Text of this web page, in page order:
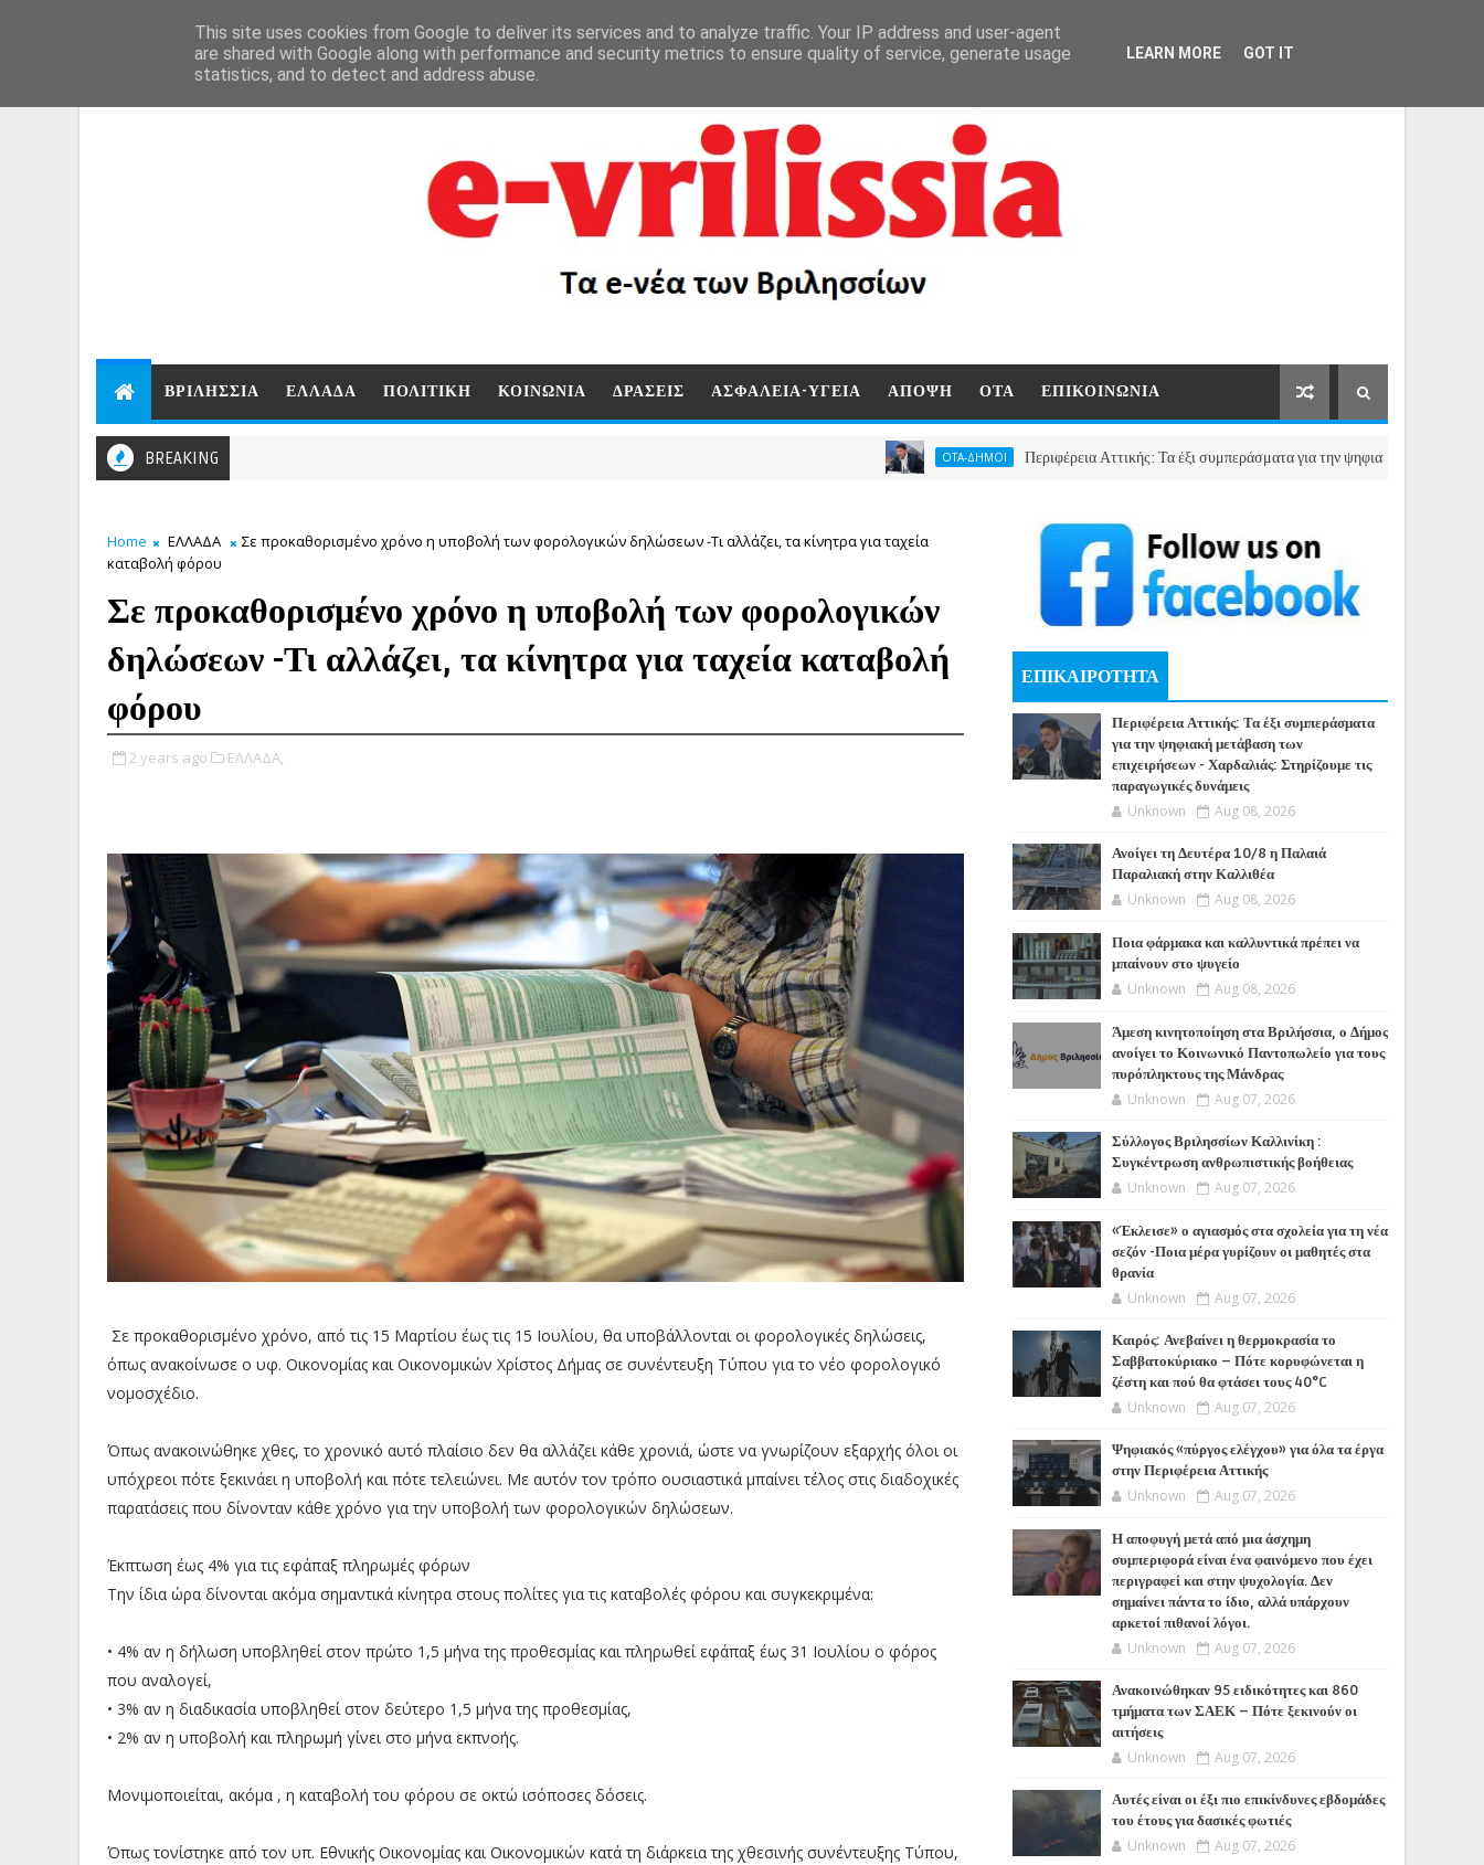
ΒΡΙΛΗΣΣΙΑ ΕΛΛΑΔΑ ΠΟΛΙΤΙΚΗ ΚΟΙΝΩΝΙΑ ΔΡΑΣΕΙΣ ΑΣΦΑΛΕΙΑ-ΥΓΕΙΑ ΑΠΟΨΗ ΟΤΑ ΕΠΙΚΟΙΝΩΝΙΑ
BREAKING ΟΤΑ-ΔΗΜΟΙ Περιφέρεια Αττικής: Τα έξι συμπεράσματα για την ψηφιακή μετάβαση των
Home ΕΛΛΑΔΑ
Σε προκαθορισμένο χρόνο η υποβολή των φορολογικών δηλώσεων -Τι αλλάζει, τα κίνητρα για ταχεία
καταβολή φόρου
Σε προκαθορισμένο χρόνο η υποβολή των φορολογικών
δηλώσεων -Τι αλλάζει, τα κίνητρα για ταχεία καταβολή
φόρου
2 years ago ΕΛΛΑΔΑ,
Σε προκαθορισμένο χρόνο, από τις 15 Μαρτίου έως τις 15 Ιουλίου, θα υποβάλλονται οι φορολογικές δηλώσεις,
όπως ανακοίνωσε ο υφ. Οικονομίας και Οικονομικών Χρίστος Δήμας σε συνέντευξη Τύπου για το νέο φορολογικό
νομοσχέδιο.
Όπως ανακοινώθηκε χθες, το χρονικό αυτό πλαίσιο δεν θα αλλάζει κάθε χρονιά, ώστε να γνωρίζουν εξαρχής όλοι οι
υπόχρεοι πότε ξεκινάει η υποβολή και πότε τελειώνει. Με αυτόν τον τρόπο ουσιαστικά μπαίνει τέλος στις διαδοχικές
παρατάσεις που δίνονταν κάθε χρόνο για την υποβολή των φορολογικών δηλώσεων.
Έκπτωση έως 4% για τις εφάπαξ πληρωμές φόρων
Την ίδια ώρα δίνονται ακόμα σημαντικά κίνητρα στους πολίτες για τις καταβολές φόρου και συγκεκριμένα:
• 4% αν η δήλωση υποβληθεί στον πρώτο 1,5 μήνα της προθεσμίας και πληρωθεί εφάπαξ έως 31 Ιουλίου ο φόρος
που αναλογεί,
• 3% αν η διαδικασία υποβληθεί στον δεύτερο 1,5 μήνα της προθεσμίας,
• 2% αν η υποβολή και πληρωμή γίνει στο μήνα εκπνοής.
Μονιμοποιείται, ακόμα , η καταβολή του φόρου σε οκτώ ισόποσες δόσεις.
Όπως τονίστηκε από τον υπ. Εθνικής Οικονομίας και Οικονομικών κατά τη διάρκεια της χθεσινής συνέντευξης Τύπου,
ΕΠΙΚΑΙΡΟΤΗΤΑ
Περιφέρεια Αττικής: Τα έξι συμπεράσματα
για την ψηφιακή μετάβαση των
επιχειρήσεων - Χαρδαλιάς: Στηρίζουμε τις
παραγωγικές δυνάμεις
Unknown Aug 08, 2026
Ανοίγει τη Δευτέρα 10/8 η Παλαιά
Παραλιακή στην Καλλιθέα
Unknown Aug 08, 2026
Ποια φάρμακα και καλλυντικά πρέπει να
μπαίνουν στο ψυγείο
Unknown Aug 08, 2026
Άμεση κινητοποίηση στα Βριλήσσια, ο Δήμος
ανοίγει το Κοινωνικό Παντοπωλείο για τους
πυρόπληκτους της Μάνδρας
Unknown Aug 07, 2026
Σύλλογος Βριλησσίων Καλλινίκη :
Συγκέντρωση ανθρωπιστικής βοήθειας
Unknown Aug 07, 2026
«Έκλεισε» ο αγιασμός στα σχολεία για τη νέα
σεζόν -Ποια μέρα γυρίζουν οι μαθητές στα
θρανία
Unknown Aug 07, 2026
Καιρός: Ανεβαίνει η θερμοκρασία το
Σαββατοκύριακο – Πότε κορυφώνεται η
ζέστη και πού θα φτάσει τους 40°C
Unknown Aug 07, 2026
Ψηφιακός «πύργος ελέγχου» για όλα τα έργα
στην Περιφέρεια Αττικής
Unknown Aug 07, 2026
Η αποφυγή μετά από μια άσχημη
συμπεριφορά είναι ένα φαινόμενο που έχει
περιγραφεί και στην ψυχολογία. Δεν
σημαίνει πάντα το ίδιο, αλλά υπάρχουν
αρκετοί πιθανοί λόγοι.
Unknown Aug 07, 2026
Ανακοινώθηκαν 95 ειδικότητες και 860
τμήματα των ΣΑΕΚ – Πότε ξεκινούν οι
αιτήσεις
Unknown Aug 07, 2026
Αυτές είναι οι έξι πιο επικίνδυνες εβδομάδες
του έτους για δασικές φωτιές
Unknown Aug 07, 2026
This site uses cookies from Google to deliver its services and to analyze traffic. Your IP address and user-agent
are shared with Google along with performance and security metrics to ensure quality of service, generate usage
statistics, and to detect and address abuse.
LEARN MORE GOT IT